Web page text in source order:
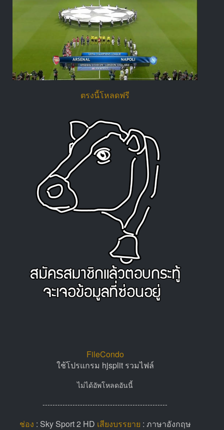
ตรงนี้โหลดฟรี
FileCondo
ใช้โปรแกรม hjsplit รวมไฟล์
ไม่ได้อัพโหลดอันนี้
--------------------------------------------------
ช่อง : Sky Sport 2 HD เสียงบรรยาย : ภาษาอังกฤษ